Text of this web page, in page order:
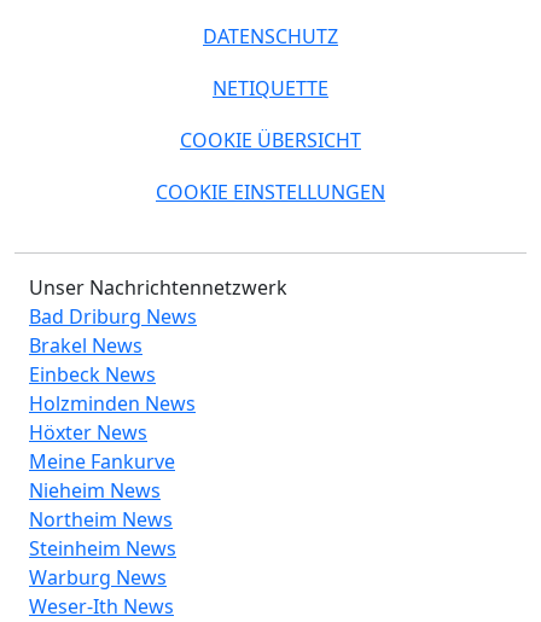
DATENSCHUTZ
NETIQUETTE
COOKIE ÜBERSICHT
COOKIE EINSTELLUNGEN
Unser Nachrichtennetzwerk
Bad Driburg News
Brakel News
Einbeck News
Holzminden News
Höxter News
Meine Fankurve
Nieheim News
Northeim News
Steinheim News
Warburg News
Weser-Ith News